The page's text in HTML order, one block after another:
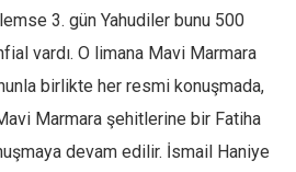
3. gün Yahudiler bunu 500
vardı. O limana Mavi Marmara
birlikte her resmi konuşmada,
Marmara şehitlerine bir Fatiha
devam edilir. İsmail Haniye